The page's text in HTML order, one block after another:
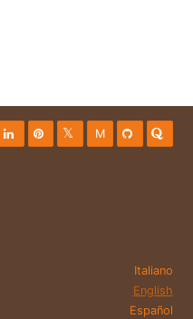
M
Italiano
English
Español